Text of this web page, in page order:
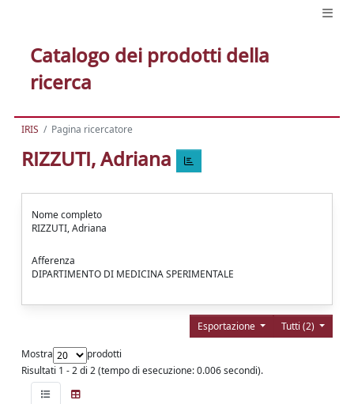
Catalogo dei prodotti della
ricerca
IRIS Pagina ricercatore
RIZZUTI, Adriana
Nome completo
RIZZUTI, Adriana
Afferenza
DIPARTIMENTO DI MEDICINA SPERIMENTALE
Tutti (2)
Esportazione
Mostra
prodotti
Risultati 1 - 2 di 2 (tempo di esecuzione: 0.006 secondi).